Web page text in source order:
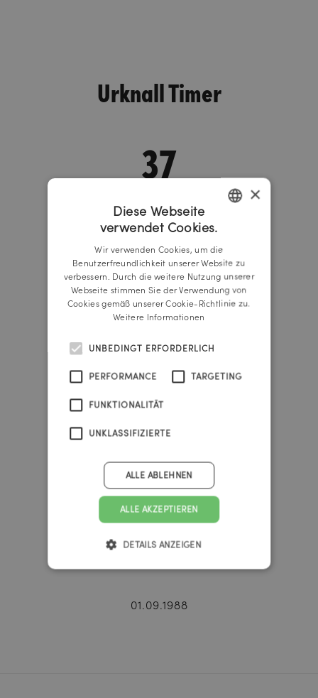
Urknall Timer
37
343
days
15
hours
49
minutes
57
seconds
01.09.1988
GERMAN
×
Diese Webseite
verwendet Cookies.
Wir verwenden Cookies, um die
Benutzerfreundlichkeit unserer Website zu
verbessern. Durch die weitere Nutzung unserer
Webseite stimmen Sie der Verwendung von
Cookies gemäß unserer Cookie-Richtlinie zu.
Weitere Informationen
UNBEDINGT ERFORDERLICH
PERFORMANCE TARGETING
FUNKTIONALITÄT
UNKLASSIFIZIERTE
ALLE AKZEPTIEREN
ALLE ABLEHNEN
DETAILS ANZEIGEN